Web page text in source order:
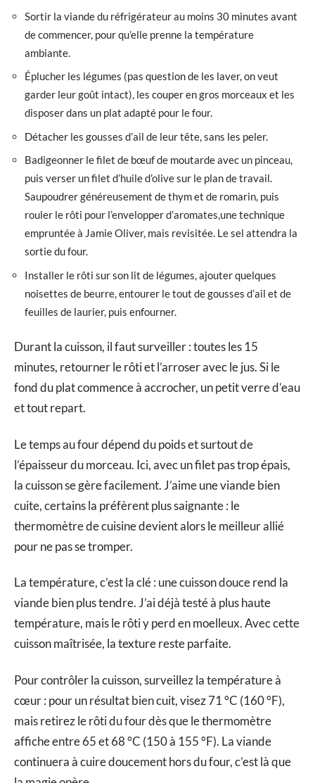
Sortir la viande du réfrigérateur au moins 30 minutes avant
de commencer, pour qu’elle prenne la température
ambiante.
Éplucher les légumes (pas question de les laver, on veut
garder leur goût intact), les couper en gros morceaux et les
disposer dans un plat adapté pour le four.
Détacher les gousses d’ail de leur tête, sans les peler.
Badigeonner le filet de bœuf de moutarde avec un pinceau,
puis verser un filet d’huile d’olive sur le plan de travail.
Saupoudrer généreusement de thym et de romarin, puis
rouler le rôti pour l’envelopper d’aromates,une technique
empruntée à Jamie Oliver, mais revisitée. Le sel attendra la
sortie du four.
Installer le rôti sur son lit de légumes, ajouter quelques
noisettes de beurre, entourer le tout de gousses d’ail et de
feuilles de laurier, puis enfourner.
Durant la cuisson, il faut surveiller : toutes les 15
minutes, retourner le rôti et l’arroser avec le jus. Si le
fond du plat commence à accrocher, un petit verre d’eau
et tout repart.
Le temps au four dépend du poids et surtout de
l’épaisseur du morceau. Ici, avec un filet pas trop épais,
la cuisson se gère facilement. J’aime une viande bien
cuite, certains la préfèrent plus saignante : le
thermomètre de cuisine devient alors le meilleur allié
pour ne pas se tromper.
La température, c’est la clé : une cuisson douce rend la
viande bien plus tendre. J’ai déjà testé à plus haute
température, mais le rôti y perd en moelleux. Avec cette
cuisson maîtrisée, la texture reste parfaite.
Pour contrôler la cuisson, surveillez la température à
cœur : pour un résultat bien cuit, visez 71 °C (160 °F),
mais retirez le rôti du four dès que le thermomètre
affiche entre 65 et 68 °C (150 à 155 °F). La viande
continuera à cuire doucement hors du four, c’est là que